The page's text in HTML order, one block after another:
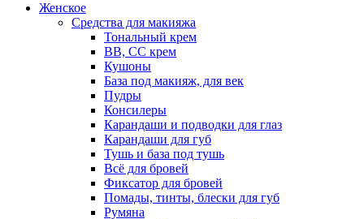
Женское
Средства для макияжа
Тональный крем
BB, CC крем
Кушоны
База под макияж, для век
Пудры
Консилеры
Карандаши и подводки для глаз
Карандаши для губ
Тушь и база под тушь
Всё для бровей
Фиксатор для бровей
Помады, тинты, блески для губ
Румяна